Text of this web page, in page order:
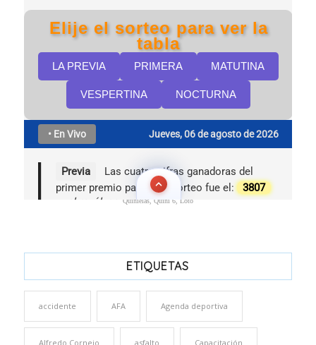
Quinielas, Quini 6, Loto
ETIQUETAS
accidente AFA Agenda deportiva
Alfredo Cornejo asfalto Capacitación